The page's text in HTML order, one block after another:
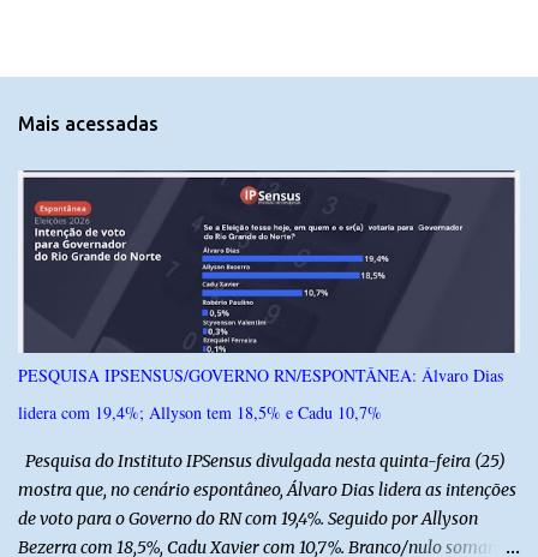
n
r
i
o
Mais acessadas
PESQUISA IPSENSUS/GOVERNO RN/ESPONTÂNEA: Álvaro Dias
lidera com 19,4%; Allyson tem 18,5% e Cadu 10,7%
Pesquisa do Instituto IPSensus divulgada nesta quinta-feira (25)
mostra que, no cenário espontâneo, Álvaro Dias lidera as intenções
de voto para o Governo do RN com 19,4%. Seguido por Allyson
Bezerra com 18,5%, Cadu Xavier com 10,7%. Branco/nulo somaram